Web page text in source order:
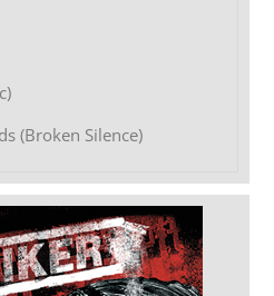
(Broken Silence)